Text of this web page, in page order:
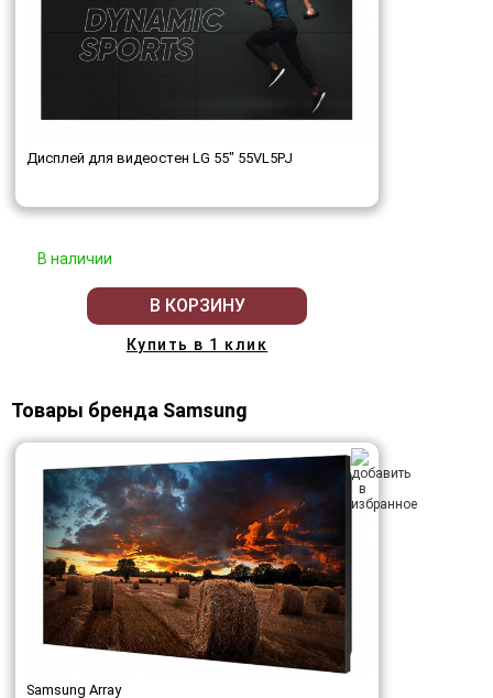
Дисплей для видеостен LG 55" 55VL5PJ
В наличии
В КОРЗИНУ
Купить в 1 клик
Товары бренда Samsung
Samsung Array